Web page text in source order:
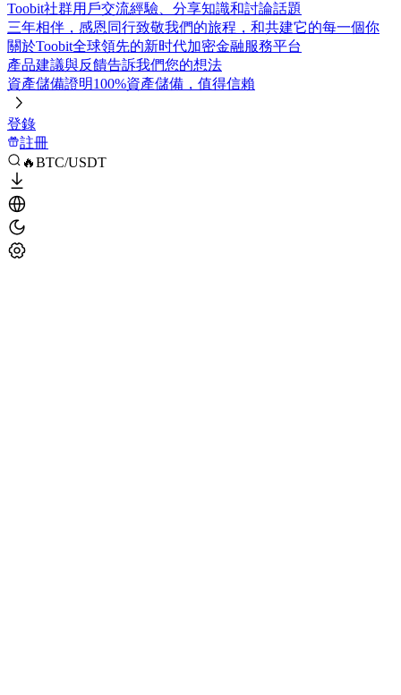
Toobit社群用戶交流經驗、分享知識和討論話題
三年相伴，感恩同行致敬我們的旅程，和共建它的每一個你
關於Toobit全球領先的新时代加密金融服務平台
產品建議與反饋告訴我們您的想法
資產儲備證明100%資產儲備，值得信賴
登錄
註冊
🔥BTC/USDT